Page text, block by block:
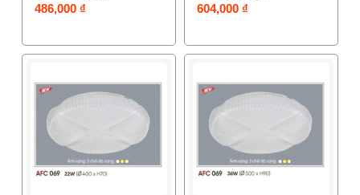
486,000 ₫
604,000 ₫